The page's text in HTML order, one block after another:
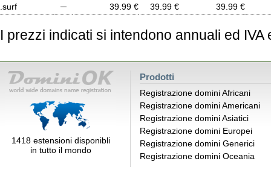
.surf
─ 39.99 € 39.99 € 39.99 €
I prezzi indicati si intendono annuali ed IVA
1418 estensioni disponibli
in tutto il mondo
Prodotti
Registrazione domini Africani
Registrazione domini Americani
Registrazione domini Asiatici
Registrazione domini Europei
Registrazione domini Generici
Registrazione domini Oceania